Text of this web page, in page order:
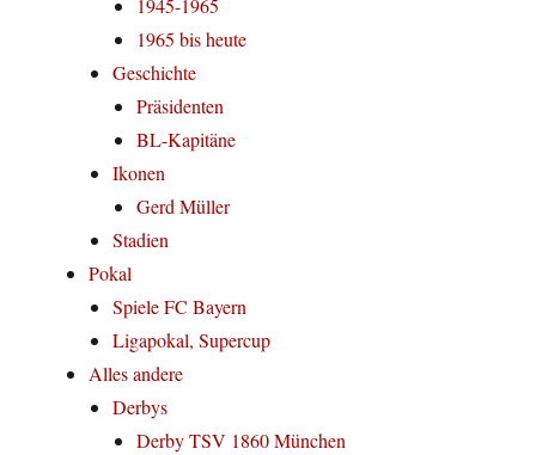
1945-1965
1965 bis heute
Geschichte
Präsidenten
BL-Kapitäne
Ikonen
Gerd Müller
Stadien
Pokal
Spiele FC Bayern
Ligapokal, Supercup
Alles andere
Derbys
Derby TSV 1860 München